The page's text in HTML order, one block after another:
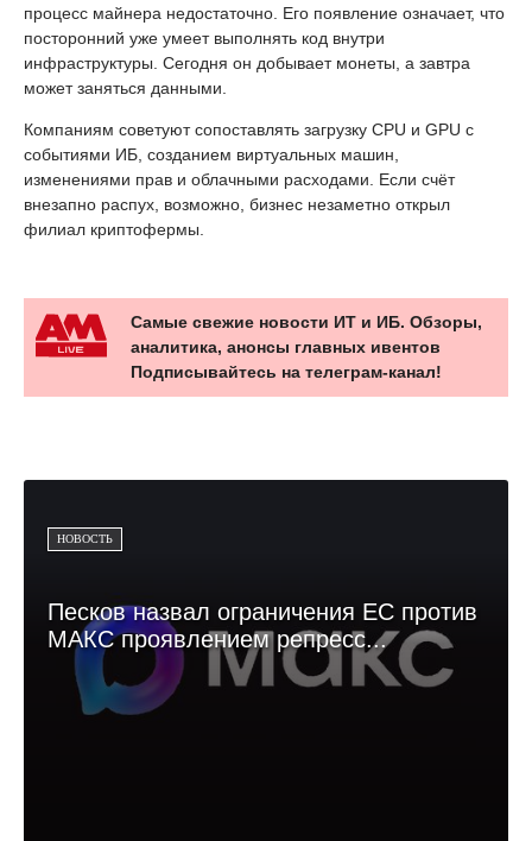
процесс майнера недостаточно. Его появление означает, что
посторонний уже умеет выполнять код внутри
инфраструктуры. Сегодня он добывает монеты, а завтра
может заняться данными.
Компаниям советуют сопоставлять загрузку CPU и GPU с
событиями ИБ, созданием виртуальных машин,
изменениями прав и облачными расходами. Если счёт
внезапно распух, возможно, бизнес незаметно открыл
филиал криптофермы.
Самые свежие новости ИТ и ИБ. Обзоры,
аналитика, анонсы главных ивентов
Подписывайтесь на телеграм-канал!
НОВОСТЬ
Песков назвал ограничения ЕС против
МАКС проявлением репресс...